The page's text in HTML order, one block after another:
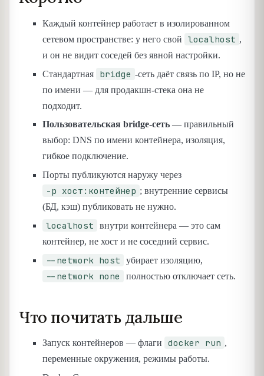
Каждый контейнер работает в изолированном
сетевом пространстве: у него свой
localhost ,
и он не видит соседей без явной настройки.
Стандартная
bridge -сеть даёт связь по IP, но не
по имени — для продакшн-стека она не
подходит.
Пользовательская bridge-сеть — правильный
выбор: DNS по имени контейнера, изоляция,
гибкое подключение.
Порты публикуются наружу через
-p хост:контейнер ; внутренние сервисы
(БД, кэш) публиковать не нужно.
localhost
внутри контейнера — это сам
контейнер, не хост и не соседний сервис.
--network host убирает изоляцию,
--network none полностью отключает сеть.
Что почитать дальше
Запуск контейнеров — флаги docker run ,
переменные окружения, режимы работы.